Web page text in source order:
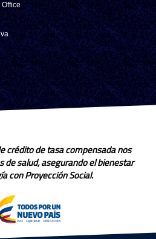
crédito de tasa compensada nos
salud, asegurando el bienestar
con Proyección Social.